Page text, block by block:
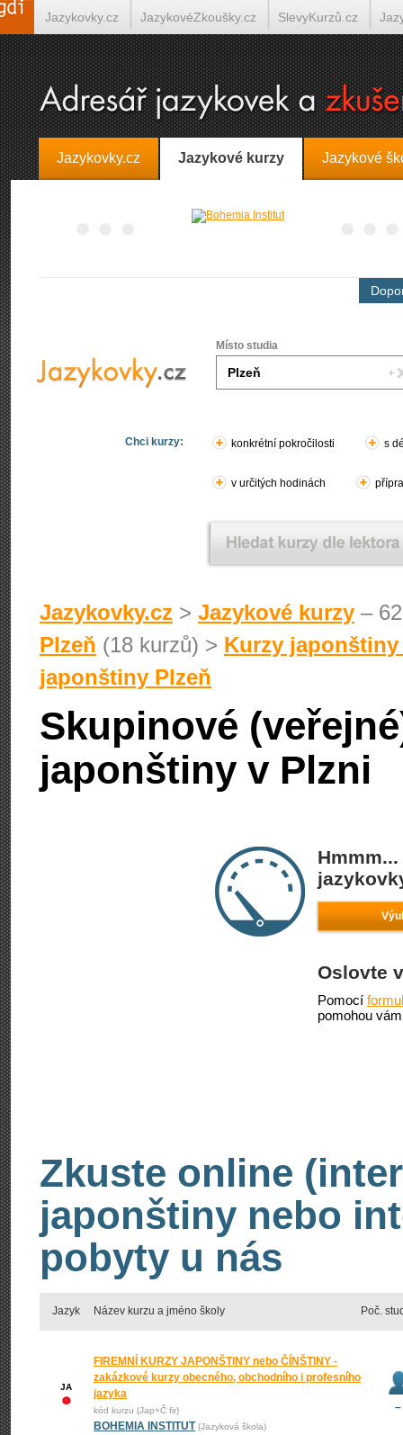
Jazykovky.cz Jazykové kurzy Jazykové
Místo studia
Chci kurzy: konkrétní pokročilosti s
v určitých hodinách
Jazykovky.cz > Jazykové kurzy –
Plzeň (18 kurzů) > Kurzy japonštiny
japonštiny Plzeň
Skupinové
japonštiny v Plzni
Oslovte
Pomocí
pomohou
Zkuste online
japonštiny nebo
pobyty u nás
Jazyk Název kurzu a jméno školy Poč.
JA
FIREMNÍ KURZY JAPONŠTINY nebo ČÍNŠTINY -
zakázkové kurzy obecného, obchodního i profesního
jazyka
kód kurzu (Jap+Č fir)
BOHEMIA INSTITUT (Jazyková škola)
–
Jazykovky.cz JazykovéZkoušky.cz SlevyKurzů.cz
Španělština on-line Italština on-line Tlumočení-